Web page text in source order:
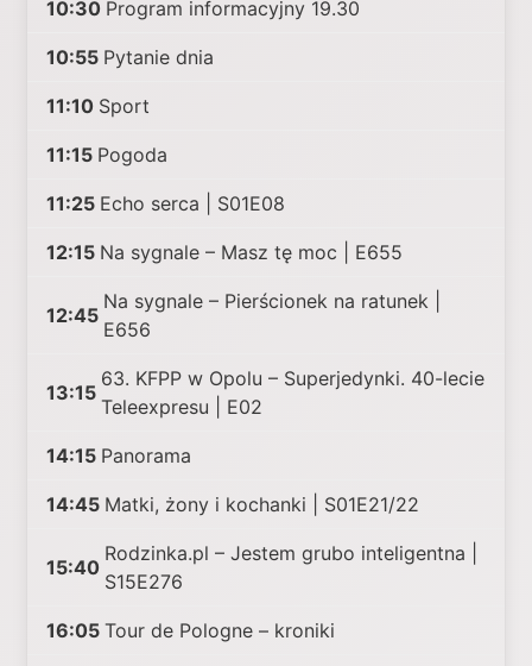
10:30 Program informacyjny 19.30
10:55 Pytanie dnia
11:10 Sport
11:15 Pogoda
11:25 Echo serca | S01E08
12:15 Na sygnale – Masz tę moc | E655
12:45
Na sygnale – Pierścionek na ratunek |
E656
13:15
63. KFPP w Opolu – Superjedynki. 40-lecie
Teleexpresu | E02
14:15 Panorama
14:45 Matki, żony i kochanki | S01E21/22
15:40
Rodzinka.pl – Jestem grubo inteligentna |
S15E276
16:05 Tour de Pologne – kroniki